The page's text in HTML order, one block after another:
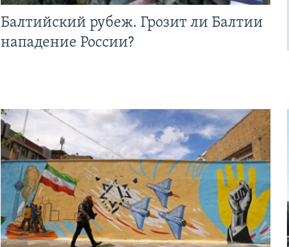
Балтийский рубеж. Грозит ли Балтии
нападение России?